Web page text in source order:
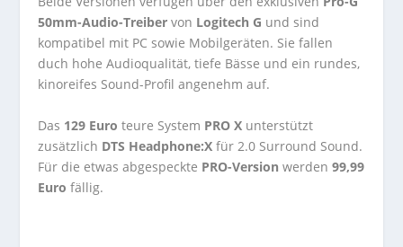
50mm-Audio-Treibervon Logitech G und sind
kompatibel mit PC sowie Mobilgeräten. Sie fallen
duch hohe Audioqualität, tiefe Bässe und ein rundes,
kinoreifes Sound-Profil angenehm auf.
Das 129 Euro teure System PRO X unterstützt
zusätzlich DTS Headphone:X für 2.0 Surround Sound.
Für die etwas abgespeckte PRO-Version werden 99,99
Eurofällig.